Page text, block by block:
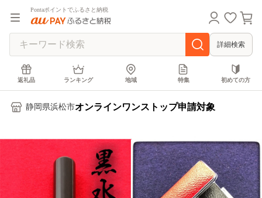
Pontaポイントでふるさと納税
詳細検索
返礼品 ランキング 地域 特集 初めての方
静岡県浜松市オンラインワンストップ申請対象